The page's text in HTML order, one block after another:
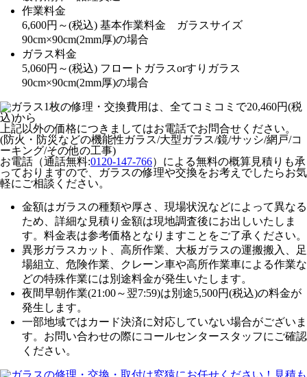
作業料金
6,600円～(税込) 基本作業料金 ガラスサイズ
90cm×90cm(2mm厚)の場合
ガラス料金
5,060円～(税込) フロートガラスorすりガラス
90cm×90cm(2mm厚)の場合
上記以外の価格につきましてはお電話でお問合せください。
(防火・防災などの機能性ガラス/大型ガラス/鏡/サッシ/網戸/コ
ーキング/その他の工事)
お電話（通話無料:0120-147-766）による無料の概算見積りも承
っておりますので、ガラスの修理や交換をお考えでしたらお気
軽にご相談ください。
金額はガラスの種類や厚さ、現場状況などによって異なる
ため、 詳細な見積り金額は現地調査後にお出しいたしま
す。 料金表は参考価格となりますことをご了承ください。
異形ガラスカット、高所作業、大板ガラスの運搬搬入、足
場組立、危険作業、クレーン車や高所作業車による作業な
どの特殊作業には別途料金が発生いたします。
夜間早朝作業(21:00～翌7:59)は別途5,500円(税込)の料金が
発生します。
一部地域ではカード決済に対応していない場合がございま
す。お問い合わせの際にコールセンタースタッフにご確認
ください。